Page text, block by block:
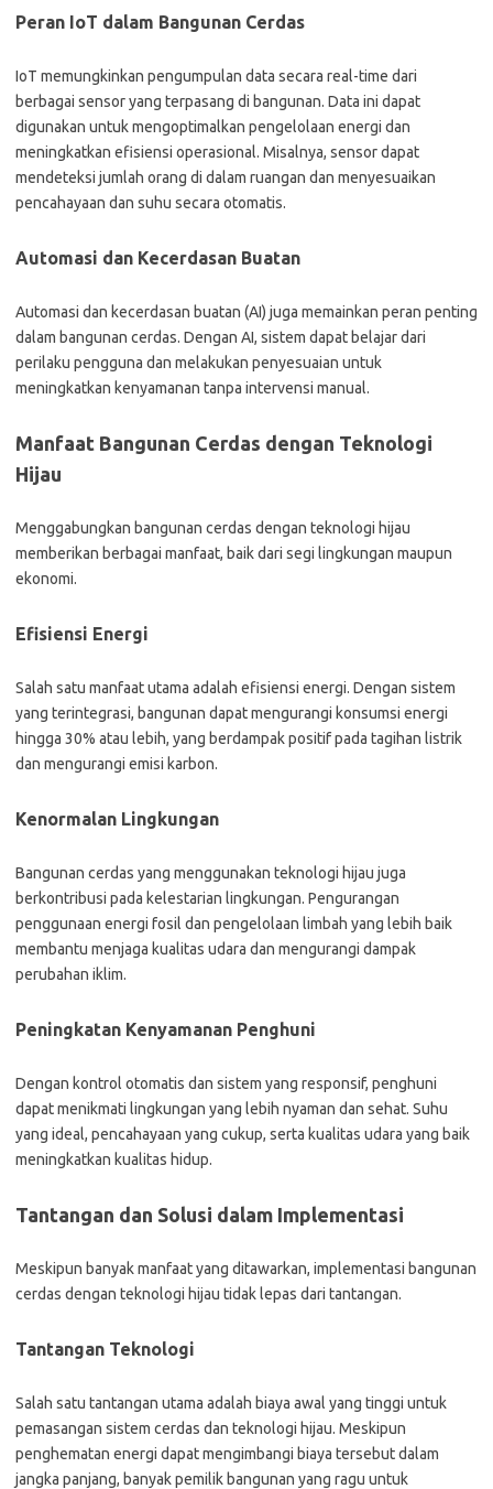
Peran IoT dalam Bangunan Cerdas
IoT memungkinkan pengumpulan data secara real-time dari
berbagai sensor yang terpasang di bangunan. Data ini dapat
digunakan untuk mengoptimalkan pengelolaan energi dan
meningkatkan efisiensi operasional. Misalnya, sensor dapat
mendeteksi jumlah orang di dalam ruangan dan menyesuaikan
pencahayaan dan suhu secara otomatis.
Automasi dan Kecerdasan Buatan
Automasi dan kecerdasan buatan (AI) juga memainkan peran penting
dalam bangunan cerdas. Dengan AI, sistem dapat belajar dari
perilaku pengguna dan melakukan penyesuaian untuk
meningkatkan kenyamanan tanpa intervensi manual.
Manfaat Bangunan Cerdas dengan Teknologi
Hijau
Menggabungkan bangunan cerdas dengan teknologi hijau
memberikan berbagai manfaat, baik dari segi lingkungan maupun
ekonomi.
Efisiensi Energi
Salah satu manfaat utama adalah efisiensi energi. Dengan sistem
yang terintegrasi, bangunan dapat mengurangi konsumsi energi
hingga 30% atau lebih, yang berdampak positif pada tagihan listrik
dan mengurangi emisi karbon.
Kenormalan Lingkungan
Bangunan cerdas yang menggunakan teknologi hijau juga
berkontribusi pada kelestarian lingkungan. Pengurangan
penggunaan energi fosil dan pengelolaan limbah yang lebih baik
membantu menjaga kualitas udara dan mengurangi dampak
perubahan iklim.
Peningkatan Kenyamanan Penghuni
Dengan kontrol otomatis dan sistem yang responsif, penghuni
dapat menikmati lingkungan yang lebih nyaman dan sehat. Suhu
yang ideal, pencahayaan yang cukup, serta kualitas udara yang baik
meningkatkan kualitas hidup.
Tantangan dan Solusi dalam Implementasi
Meskipun banyak manfaat yang ditawarkan, implementasi bangunan
cerdas dengan teknologi hijau tidak lepas dari tantangan.
Tantangan Teknologi
Salah satu tantangan utama adalah biaya awal yang tinggi untuk
pemasangan sistem cerdas dan teknologi hijau. Meskipun
penghematan energi dapat mengimbangi biaya tersebut dalam
jangka panjang, banyak pemilik bangunan yang ragu untuk